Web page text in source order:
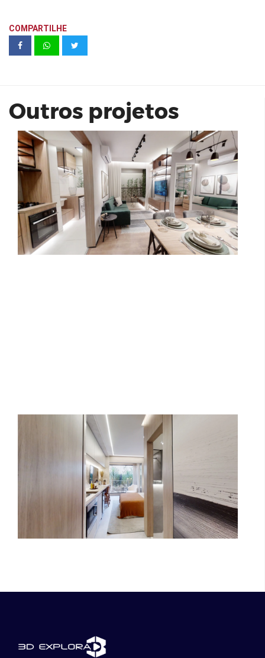
COMPARTILHE
Outros projetos
Arboris Morumbi - 47 m²
Arcos Itaim - Even